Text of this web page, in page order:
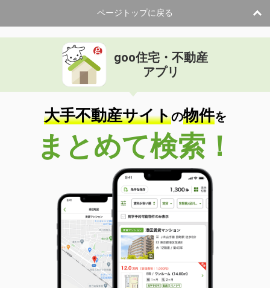
ページトップに戻る
goo住宅・不動産
アプリ
大手不動産サイトの物件を
まとめて検索！